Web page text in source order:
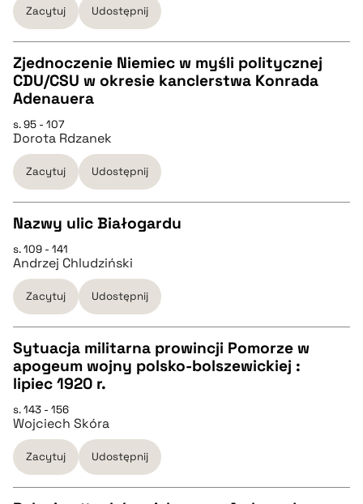
BIBTEX
pobierz cytat
Zacytuj Udostępnij
CZYSTY TEKST
pobierz cytat
BIBTEX
pobierz cytat
Zjednoczenie Niemiec w myśli politycznej
CDU/CSU w okresie kanclerstwa Konrada
Adenauera
s. 95 - 107
Dorota Rdzanek
Zacytuj Udostępnij
CZYSTY TEKST
pobierz cytat
BIBTEX
Nazwy ulic Białogardu
s. 109 - 141
Andrzej Chludziński
Zacytuj Udostępnij
CZYSTY TEKST
pobierz cytat
BIBTEX
Sytuacja militarna prowincji Pomorze w
apogeum wojny polsko-bolszewickiej :
lipiec 1920 r.
s. 143 - 156
Wojciech Skóra
Zacytuj Udostępnij